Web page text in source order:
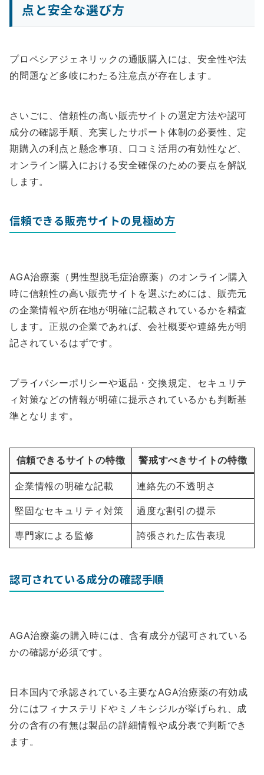
点と安全な選び方
プロペシアジェネリックの通販購入には、安全性や法
的問題など多岐にわたる注意点が存在します。
さいごに、信頼性の高い販売サイトの選定方法や認可
成分の確認手順、充実したサポート体制の必要性、定
期購入の利点と懸念事項、口コミ活用の有効性など、
オンライン購入における安全確保のための要点を解説
します。
信頼できる販売サイトの見極め方
AGA治療薬（男性型脱毛症治療薬）のオンライン購入
時に信頼性の高い販売サイトを選ぶためには、販売元
の企業情報や所在地が明確に記載されているかを精査
します。正規の企業であれば、会社概要や連絡先が明
記されているはずです。
プライバシーポリシーや返品・交換規定、セキュリテ
ィ対策などの情報が明確に提示されているかも判断基
準となります。
信頼できるサイトの特徴 警戒すべきサイトの特徴
企業情報の明確な記載 連絡先の不透明さ
堅固なセキュリティ対策 過度な割引の提示
専門家による監修 誇張された広告表現
認可されている成分の確認手順
AGA治療薬の購入時には、含有成分が認可されている
かの確認が必須です。
日本国内で承認されている主要なAGA治療薬の有効成
分にはフィナステリドやミノキシジルが挙げられ、成
分の含有の有無は製品の詳細情報や成分表で判断でき
ます。